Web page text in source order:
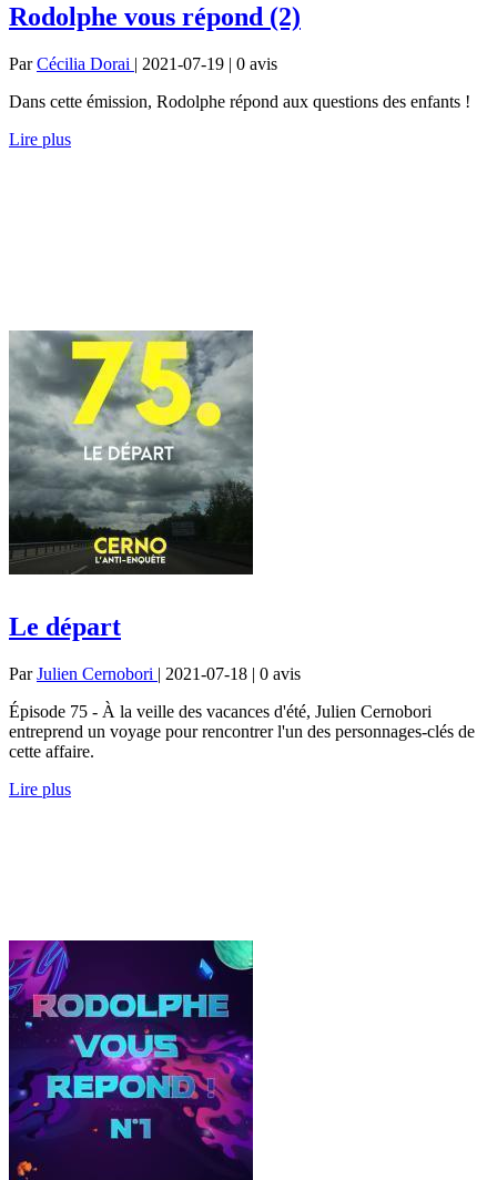
Rodolphe vous répond (2)
ParCécilia Dorai | 2021-07-19 | 0 avis
Dans cette émission, Rodolphe répond aux questions des enfants !
Lire plus
Le départ
ParJulien Cernobori | 2021-07-18 | 0 avis
Épisode 75 - À la veille des vacances d'été, Julien Cernobori
entreprend un voyage pour rencontrer l'un des personnages-clés de
cette affaire.
Lire plus